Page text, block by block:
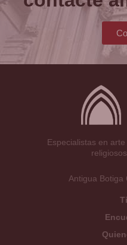
Especialistas en
Antigua Botiga